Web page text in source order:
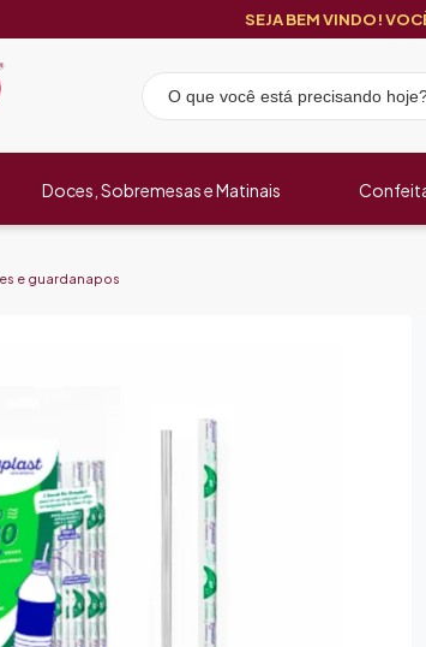
SEJA BEM VINDO!
Doces, Sobremesas e Matinais
e guardanapos